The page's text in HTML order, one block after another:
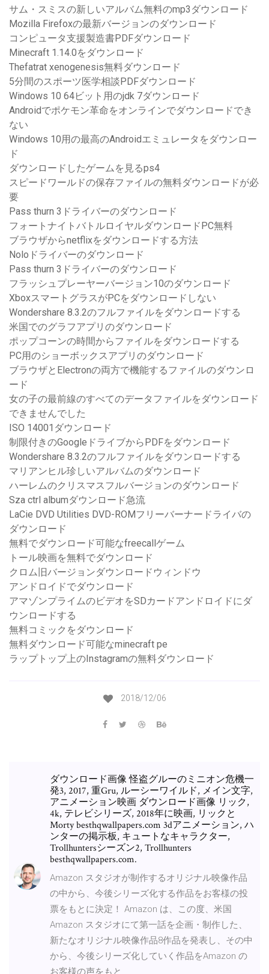
サム・スミスの新しいアルバム無料のmp3ダウンロード
Mozilla Firefoxの最新バージョンのダウンロード
コンピュータ支援製造書PDFダウンロード
Minecraft 1.14.0をダウンロード
Thefatrat xenogenesis無料ダウンロード
5分間のスポーツ医学相談PDFダウンロード
Windows 10 64ビット用のjdk 7ダウンロード
Androidでポケモン革命をオンラインでダウンロードでき
ない
Windows 10用の最高のAndroidエミュレータをダウンロー
ド
ダウンロードしたゲームを見るps4
スピードワールドの保存ファイルの無料ダウンロードが必
要
Pass thurn 3ドライバーのダウンロード
フォートナイトバトルロイヤルダウンロードPC無料
ブラウザからnetflixをダウンロードする方法
Noloドライバーのダウンロード
Pass thurn 3ドライバーのダウンロード
フラッシュプレーヤーバージョン10のダウンロード
XboxスマートグラスがPCをダウンロードしない
Wondershare 8.3.2のフルファイルをダウンロードする
米国でのグラフアプリのダウンロード
ポップコーンの時間からファイルをダウンロードする
PC用のショーボックスアプリのダウンロード
ブラウザとElectronの両方で機能するファイルのダウンロ
ード
女の子の最前線のすべてのデータファイルをダウンロード
できませんでした
ISO 14001ダウンロード
制限付きのGoogleドライブからPDFをダウンロード
Wondershare 8.3.2のフルファイルをダウンロードする
マリアンヒル珍しいアルバムのダウンロード
ハーレムのクリスマスフルバージョンのダウンロード
Sza ctrl albumダウンロード急流
LaCie DVD Utilities DVD-ROMフリーバーナードライバの
ダウンロード
無料でダウンロード可能なfreecallゲーム
トール映画を無料でダウンロード
クロム旧バージョンダウンロードウィンドウ
アンドロイドでダウンロード
アマゾンプライムのビデオをSDカードアンドロイドにダ
ウンロードする
無料コミックをダウンロード
無料ダウンロード可能なminecraft pe
ラップトップ上のInstagramの無料ダウンロード
2018/12/06
ダウンロード画像 怪盗グルーのミニオン危機一
発3, 2017, 重Gru, ルーシーワイルド, メイン文字,
アニメーション映画 ダウンロード画像 リック,
4k, テレビシリーズ, 2018年に映画, リックと
Morty besthqwallpapers.com 3dアニメーション, ハ
ンターの掲示板, キュートなキャラクター,
Trollhuntersシーズン2, Trollhunters
besthqwallpapers.com.
Amazon スタジオが制作するオリジナル映像作品
の中から、今後シリーズ化する作品をお客様の投
票をもとに決定！ Amazon は、この度、米国
Amazon スタジオにて第一話を企画・制作した、
新たなオリジナル映像作品8作品を発表し、その中
から、今後シリーズ化していく作品をAmazon の
お客様の声をもと